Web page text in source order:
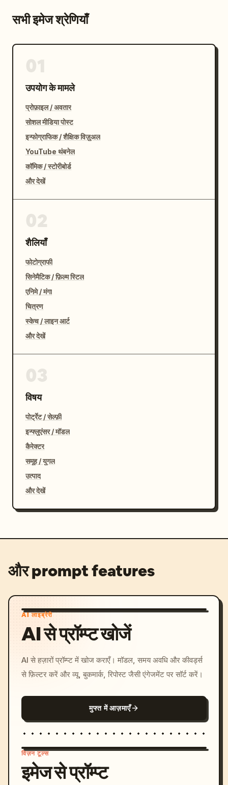
सभी इमेज श्रेणियाँ
उपयोग के मामले
प्रोफ़ाइल / अवतार
सोशल मीडिया पोस्ट
इन्फोग्राफिक / शैक्षिक विज़ुअल
YouTube थंबनेल
कॉमिक / स्टोरीबोर्ड
और देखें
शैलियाँ
फोटोग्राफी
सिनेमैटिक / फ़िल्म स्टिल
एनिमे / मंगा
चित्रण
स्केच / लाइन आर्ट
और देखें
विषय
पोर्ट्रेट / सेल्फ़ी
इन्फ्लुएंसर / मॉडल
कैरेक्टर
समूह / युगल
उत्पाद
और देखें
और prompt features
AI लाइब्रेरी
AI से प्रॉम्प्ट खोजें
AI से हज़ारों प्रॉम्प्ट में खोज कराएँ। मॉडल, समय अवधि और कीवर्ड्स
से फ़िल्टर करें और व्यू, बुकमार्क, रिपोस्ट जैसी एंगेजमेंट पर सॉर्ट करें।
मुफ्त में आज़माएँ
विज़न टूल्स
इमेज से प्रॉम्प्ट